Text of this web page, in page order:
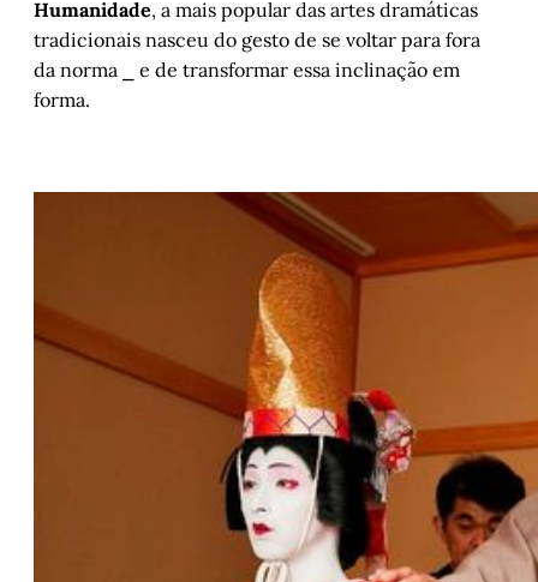
Humanidade, a mais popular das artes dramáticas
tradicionais nasceu do gesto de se voltar para fora
da norma ⎯ e de transformar essa inclinação em
forma.